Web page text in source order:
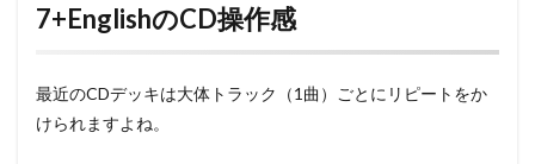
7+EnglishのCD操作感
最近のCDデッキは大体トラック（1曲）ごとにリピートをか
けられますよね。